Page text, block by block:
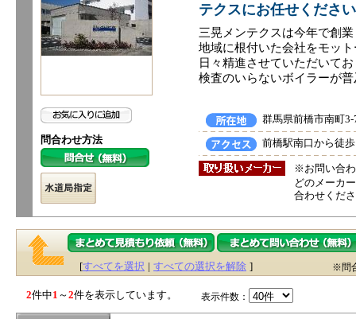
問合わせ方法
テクスにお任せくださ
三晃メンテクスは今年で創
地域に根付いた会社をモッ
日々精進させていただいて
検査のいらないボイラーが
群馬県前橋市南町
前橋駅南口から徒
※お問い合
どのメーカ
合わせくだ
[すべてを選択 | すべての選択を解除 ] ※問
2件中1 ～2件を表示しています。 表示件数：